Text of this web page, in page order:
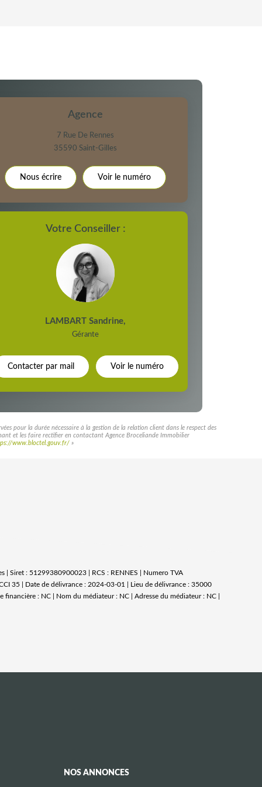
Agence
7 Rue De Rennes
35590 Saint-Gilles
Nous écrire Voir le numéro
Votre Conseiller :
LAMBART Sandrine,
Gérante
Contacter par mail Voir le numéro
pour la durée nécessaire à la gestion de la relation client dans le respect des
et les faire rectifier en contactant Agence Broceliande Immobilier
www.bloctel.gouv.fr/ »
| Siret : 51299380900023 | RCS : RENNES | Numero TVA
35 | Date de délivrance : 2024-03-01 | Lieu de délivrance : 35000
: NC | Nom du médiateur : NC | Adresse du médiateur : NC |
NOS ANNONCES